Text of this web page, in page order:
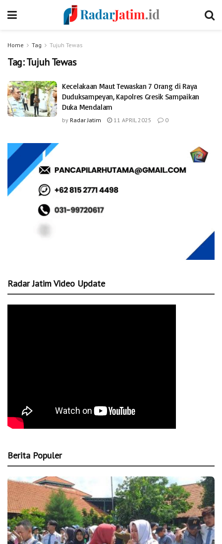
Home Tag Tujuh Tewas
Tag:Tujuh Tewas
Kecelakaan Maut Tewaskan 7 Orang di Raya
Duduksampeyan, Kapolres Gresik Sampaikan
Duka Mendalam
by Radar Jatim 11 APRIL 2025 0
Radar Jatim Video Update
Berita Populer